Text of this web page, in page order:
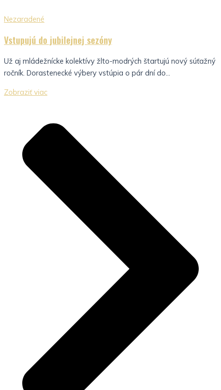
Nezaradené
Vstupujú do jubilejnej sezóny
Už aj mládežnícke kolektívy žlto-modrých štartujú nový súťažný
ročník. Dorastenecké výbery vstúpia o pár dní do...
Zobraziť viac